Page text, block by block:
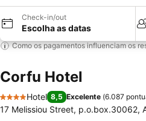
Check-in/out
Escolha as datas
Como os pagamentos influenciam os
Corfu Hotel
4 Estrelas
Hotel 8,5 Excelente (6.087
17 Melissiou Street, p.o.box.30062,